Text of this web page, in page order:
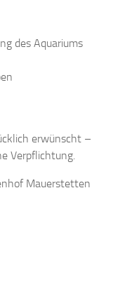
des Aquariums
erwünscht –
Verpflichtung.
Mauerstetten